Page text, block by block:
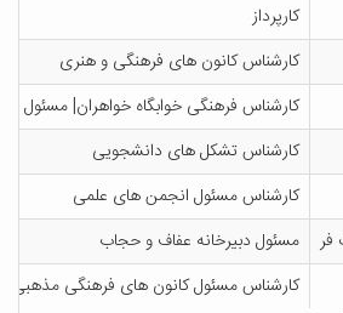
کارپرداز
کارشناس کانون های فرهنگی و هنری
کارشناس فرهنگی خوابگاه خواهران| مسئول
کارشناس تشکل های دانشجویی
کارشناس مسئول انجمن های علمی
فر
مسئول دبیرخانه عفاف و حجاب
کارشناس مسئول کانون های فرهنگی مذهبی